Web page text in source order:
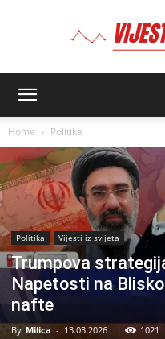
Home
Politika
Politika Vijesti iz svijeta
Trumpova
Napetosti na
nafte
By Milica - 13.03.2026 1021